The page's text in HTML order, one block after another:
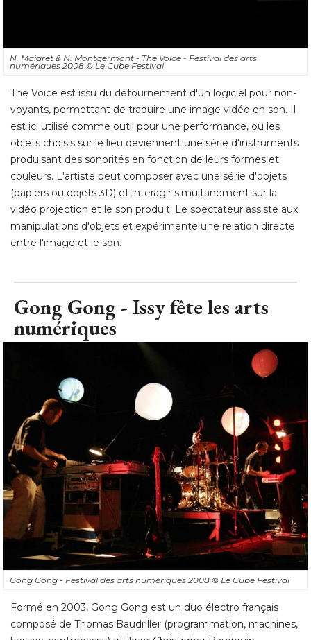
N. Maigret & N. Montgermont - The Voice - Festival des arts
numériques 2008 © Le Cube Festival
The Voice est issu du détournement d'un logiciel pour non-
voyants, permettant de traduire une image vidéo en son. Il
est ici utilisé comme outil pour une performance, où les
objets choisis sur le lieu deviennent une série d'instruments
produisant des sonorités en fonction de leurs formes et
couleurs. L'artiste peut composer avec une série d'objets
(papiers ou objets 3D) et interagir simultanément sur la
vidéo projection et le son produit. Le spectateur assiste aux
manipulations d'objets et expérimente une relation directe
entre l'image et le son.
Gong Gong - Issy fête les arts
numériques
Gong Gong - Festival des arts numériques 2008 © Le Cube Festival
Formé en 2003, Gong Gong est un duo électro français
composé de Thomas Baudriller (programmation, machines,